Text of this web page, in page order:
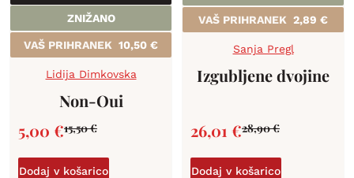
ZNIŽANO
VAŠ PRIHRANEK 10,50 €
Lidija Dimkovska
Non-Oui
15,50€
5,00 €
Dodaj v košarico
VAŠ PRIHRANEK 2,89 €
Sanja Pregl
Izgubljene dvojine
28,90€
26,01 €
Dodaj v košarico